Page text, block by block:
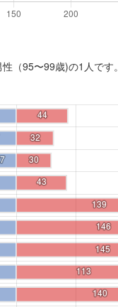
（95〜99歳)の1人です。